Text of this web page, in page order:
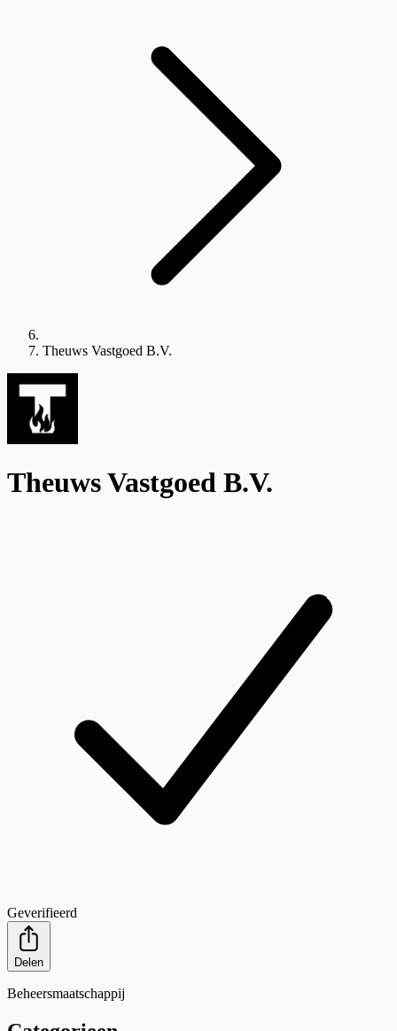
Theuws Vastgoed B.V.
Theuws Vastgoed B.V.
Geverifieerd
Delen
Beheersmaatschappij